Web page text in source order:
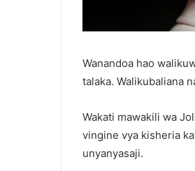
Wanandoa hao
talaka. Walikubaliana
Wakati mawakili wa
vingine vya kisheria
unyanyasaji.